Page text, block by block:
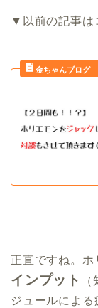
▼以前の記事は
正直ですね。ホ
インプット
ジュールによ